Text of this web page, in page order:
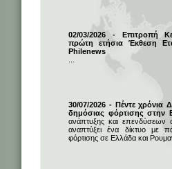
02/03/2026 - Επιτροπή
πρώτη ετήσια Έκθεση
Philenews
30/07/2026 - Πέντε χρόνια
δημόσιας φόρτισης στην
ανάπτυξης και επενδύσεων
αναπτύξει ένα δίκτυο με
φόρτισης σε Ελλάδα και